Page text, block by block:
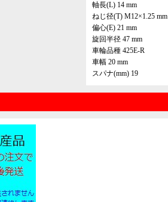
軸長(L) 14 mm
ねじ径(T) M12×1.25 mm
偏心(E) 21 mm
旋回半径 47 mm
車輪品種 425E-R
車幅 20 mm
スパナ(mm) 19